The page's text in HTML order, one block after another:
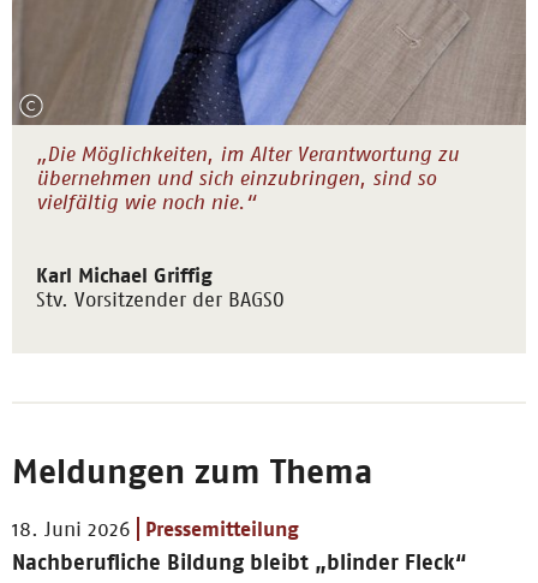
„Die Möglichkeiten, im Alter Verantwortung zu
übernehmen und sich einzubringen, sind so
vielfältig wie noch nie.“
Karl Michael Griffig
Stv. Vorsitzender der BAGSO
Meldungen zum Thema
18. Juni 2026 Pressemitteilung
Nachberufliche Bildung bleibt „blinder Fleck“